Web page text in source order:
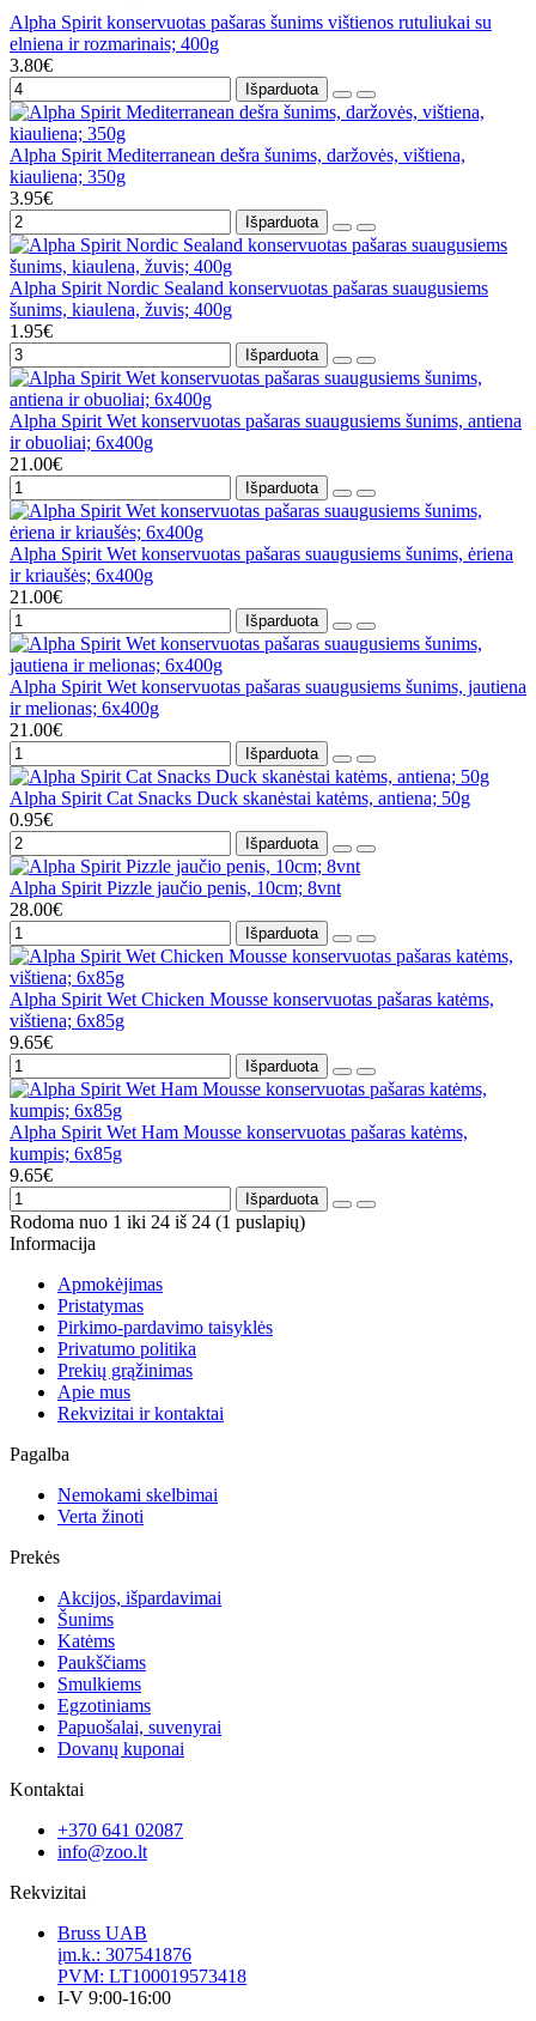
Alpha Spirit konservuotas pašaras šunims vištienos rutuliukai su
elniena ir rozmarinais; 400g
3.80€
Išparduota
Alpha Spirit Mediterranean dešra šunims, daržovės, vištiena,
kiauliena; 350g
3.95€
Išparduota
Alpha Spirit Nordic Sealand konservuotas pašaras suaugusiems
šunims, kiaulena, žuvis; 400g
1.95€
Išparduota
Alpha Spirit Wet konservuotas pašaras suaugusiems šunims, antiena
ir obuoliai; 6x400g
21.00€
Išparduota
Alpha Spirit Wet konservuotas pašaras suaugusiems šunims, ėriena
ir kriaušės; 6x400g
21.00€
Išparduota
Alpha Spirit Wet konservuotas pašaras suaugusiems šunims, jautiena
ir melionas; 6x400g
21.00€
Išparduota
Alpha Spirit Cat Snacks Duck skanėstai katėms, antiena; 50g
0.95€
Išparduota
Alpha Spirit Pizzle jaučio penis, 10cm; 8vnt
28.00€
Išparduota
Alpha Spirit Wet Chicken Mousse konservuotas pašaras katėms,
vištiena; 6x85g
9.65€
Išparduota
Alpha Spirit Wet Ham Mousse konservuotas pašaras katėms,
kumpis; 6x85g
9.65€
Išparduota
Rodoma nuo 1 iki 24 iš 24 (1 puslapių)
Informacija
Apmokėjimas
Pristatymas
Pirkimo-pardavimo taisyklės
Privatumo politika
Prekių grąžinimas
Apie mus
Rekvizitai ir kontaktai
Pagalba
Nemokami skelbimai
Verta žinoti
Prekės
Akcijos, išpardavimai
Šunims
Katėms
Paukščiams
Smulkiems
Egzotiniams
Papuošalai, suvenyrai
Dovanų kuponai
Kontaktai
+370 641 02087
info@zoo.lt
Rekvizitai
Bruss UAB
įm.k.: 307541876
PVM: LT100019573418
I-V 9:00-16:00